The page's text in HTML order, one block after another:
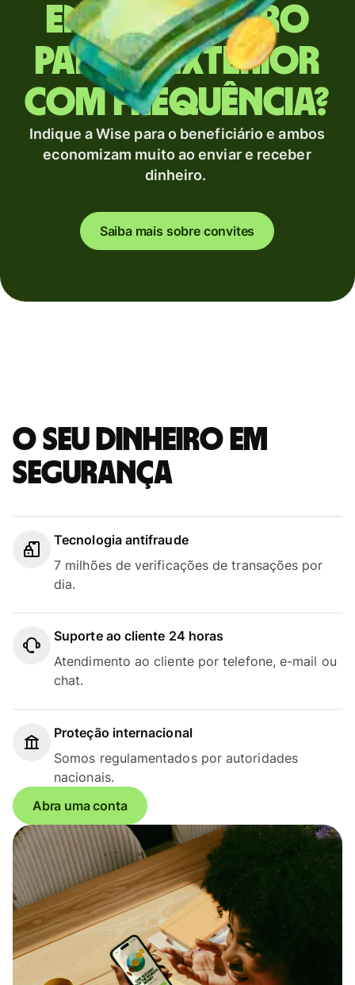
Envia dinheiro
para o exterior
com frequência?
Indique a Wise para o beneficiário e ambos
economizam muito ao enviar e receber
dinheiro.
Saiba mais sobre convites
O seu dinheiro em
segurança
Tecnologia antifraude
7 milhões de verificações de transações por
dia.
Suporte ao cliente 24 horas
Atendimento ao cliente por telefone, e-mail ou
chat.
Proteção internacional
Somos regulamentados por autoridades
nacionais.
Abra uma conta